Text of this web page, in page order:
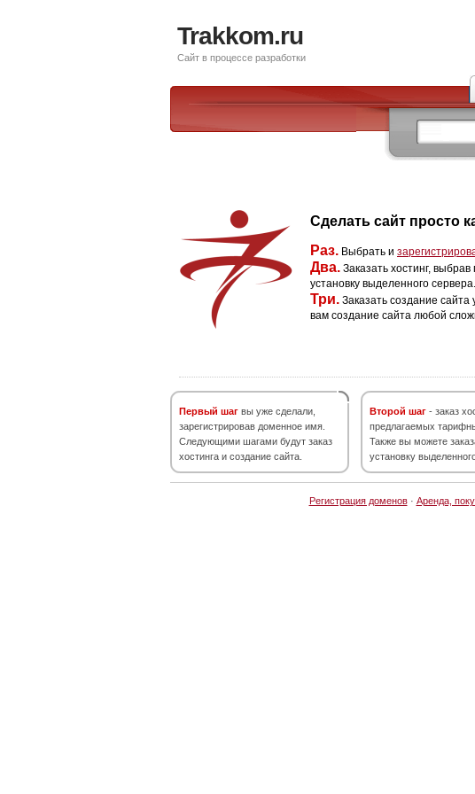
Trakkom.ru
Сайт в процессе разработки
Сделать сайт просто
Раз. Выбрать и
Два. Заказать хостинг,
установку выделенного сервера.
Три. Заказать создание
вам создание сайта любой
Первый шаг вы уже сделали,
зарегистрировав доменное имя.
Следующими шагами будут заказ
хостинга и создание сайта.
Второй шаг - заказ
предлагаемых
Также вы можете
установку
Регистрация доменов· Аренда,